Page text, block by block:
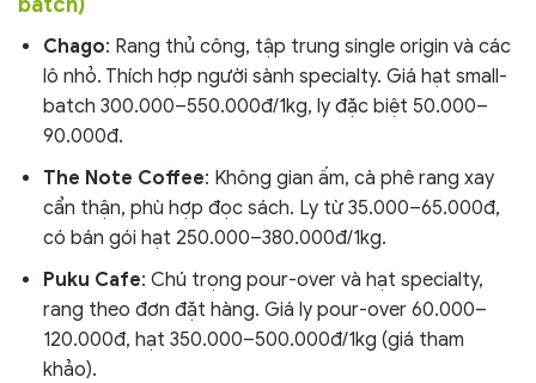
Chago: Rang thủ công, tập trung single origin và các
lô nhỏ. Thích hợp người sành specialty. Giá hạt small-
batch 300.000–550.000đ/1kg, ly đặc biệt 50.000–
90.000đ.
The Note Coffee: Không gian ấm, cà phê rang xay
cẩn thận, phù hợp đọc sách. Ly từ 35.000–65.000đ,
có bán gói hạt 250.000–380.000đ/1kg.
Puku Cafe: Chú trọng pour-over và hạt specialty,
rang theo đơn đặt hàng. Giá ly pour-over 60.000–
120.000đ, hạt 350.000–500.000đ/1kg (giá tham
khảo).